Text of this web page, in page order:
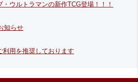
ウルトラマンの新作TCG登場！！！
知らせ
用を推奨しております